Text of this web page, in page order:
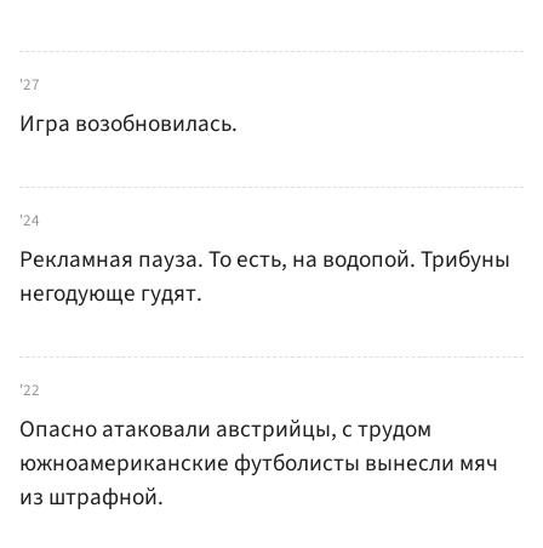
'27
Игра возобновилась.
'24
Рекламная пауза. То есть, на водопой. Трибуны
негодующе гудят.
'22
Опасно атаковали австрийцы, с трудом
южноамериканские футболисты вынесли мяч
из штрафной.